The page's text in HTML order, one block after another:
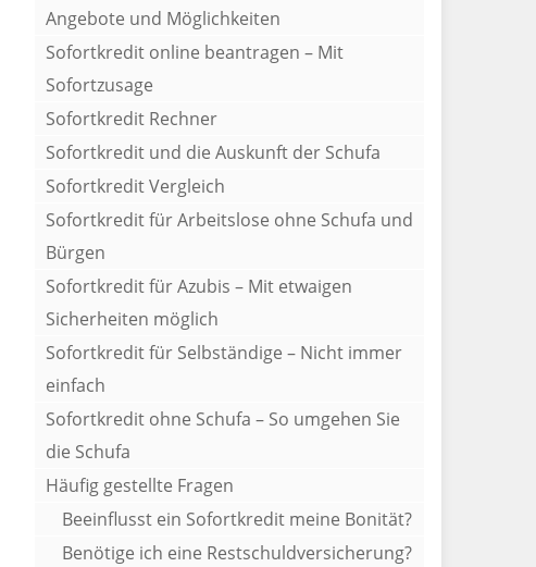
Angebote und Möglichkeiten
Sofortkredit online beantragen – Mit
Sofortzusage
Sofortkredit Rechner
Sofortkredit und die Auskunft der Schufa
Sofortkredit Vergleich
Sofortkredit für Arbeitslose ohne Schufa und
Bürgen
Sofortkredit für Azubis – Mit etwaigen
Sicherheiten möglich
Sofortkredit für Selbständige – Nicht immer
einfach
Sofortkredit ohne Schufa – So umgehen Sie
die Schufa
Häufig gestellte Fragen
Beeinflusst ein Sofortkredit meine Bonität?
Benötige ich eine Restschuldversicherung?